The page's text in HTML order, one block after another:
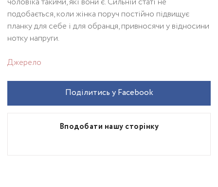
подобається, коли жінка поруч постійно підвищує
планку для себе і для обранця, привносячи у відносини
нотку напруги.
Джерело
Вподобати нашу сторінку
Поділитись у Facebook